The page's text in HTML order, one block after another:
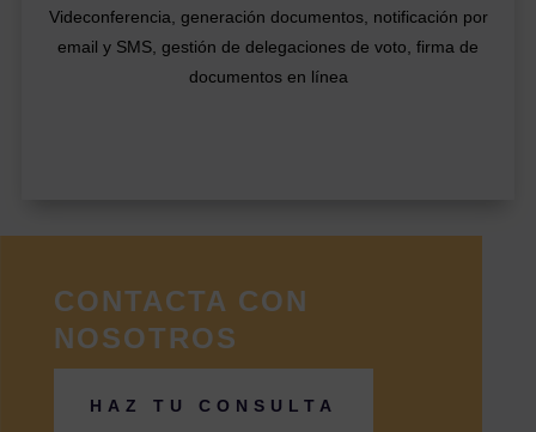
Videconferencia, generación documentos, notificación por
email y SMS, gestión de delegaciones de voto, firma de
documentos en línea
CONTACTA CON
NOSOTROS
HAZ TU CONSULTA